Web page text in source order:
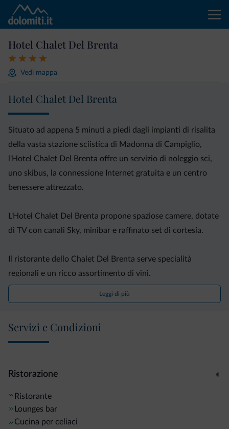
Hotel Chalet Del Brenta
Vedi mappa
Hotel Chalet Del Brenta
Situato ad appena 5 minuti a piedi dagli impianti di risalita
della vasta stazione sciistica di Madonna di Campiglio,
l'Hotel Chalet Del Brenta offre un servizio di noleggio sci,
uno skibus, la connessione Internet gratuita e un centro
benessere attrezzato.
L'Hotel Chalet Del Brenta propone spaziose camere, dotate
di TV con canali Sky, minibar e raffinato set di cortesia.
Il ristorante dello Chalet Del Brenta serve specialità
regionali e un ricco assortimento di vini.
Potrete usufruire del centro completamente attrezzato
zone relax.
Leggi di più
Servizi e Condizioni
Ristorazione
Ristorante
Lounges bar
Cucina per celiaci